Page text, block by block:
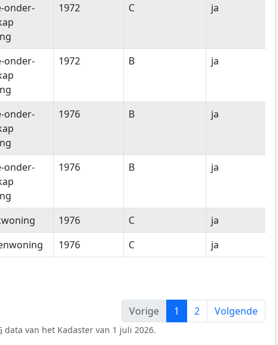
onder-
1972 C ja
onder-
1972 B ja
onder-
1976 B ja
onder-
1976 B ja
1976 C
ja
1976 C ja
Vorige
1 2 Volgende
data van het Kadaster van 1 juli 2026.